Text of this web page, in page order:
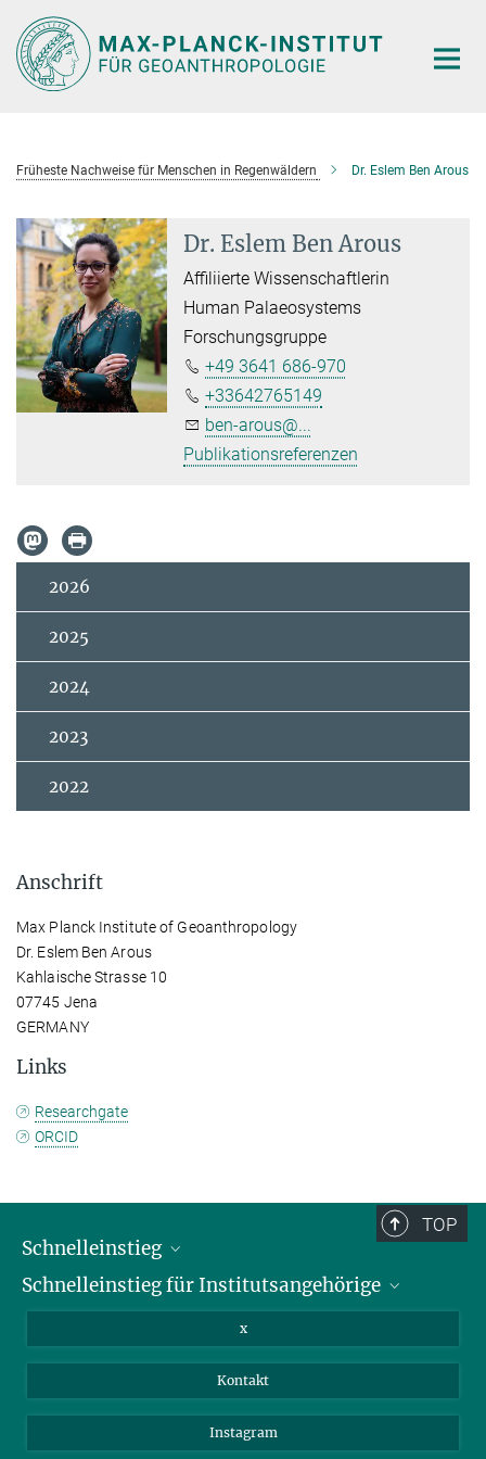
Hauptinhalt
Früheste Nachweise für Menschen in Regenwäldern Dr. Eslem Ben Arous
Dr. Eslem Ben Arous
Affiliierte Wissenschaftlerin
Human Palaeosystems
Forschungsgruppe
+49 3641 686-970
+33642765149
ben-arous@...
Publikationsreferenzen
2026
2025
2024
2023
2022
Anschrift
Max Planck Institute of Geoanthropology
Dr. Eslem Ben Arous
Kahlaische Strasse 10
07745 Jena
GERMANY
Links
Researchgate
ORCID
TOP
Schnelleinstieg
Bibliothek
Schnelleinstieg für Institutsangehörige
Nextcloud
x
Kontakt
Instagram